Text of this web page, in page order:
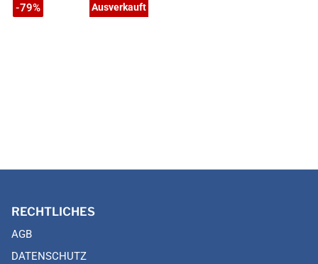
Ausverkauft
-79%
RECHTLICHES
AGB
DATENSCHUTZ